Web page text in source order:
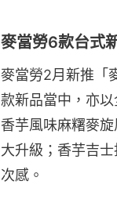
麥當勞6款台式
麥當勞2月新推「
款新品當中，亦
香芋風味麻糬麥
大升級；香芋吉
次感。